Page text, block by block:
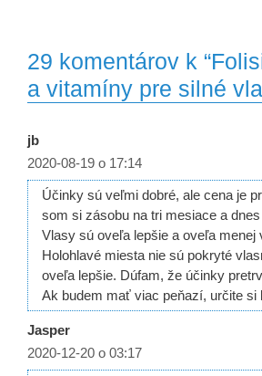
29 komentárov k
a vitamíny pre silné
jb
2020-08-19 o 17:14
Účinky sú veľmi dobré, ale cena je
som si zásobu na tri mesiace a
Vlasy sú oveľa lepšie a oveľa menej
Holohlavé miesta nie sú pokryté
oveľa lepšie. Dúfam, že účinky
Ak budem mať viac peňazí, určite si
Jasper
2020-12-20 o 03:17